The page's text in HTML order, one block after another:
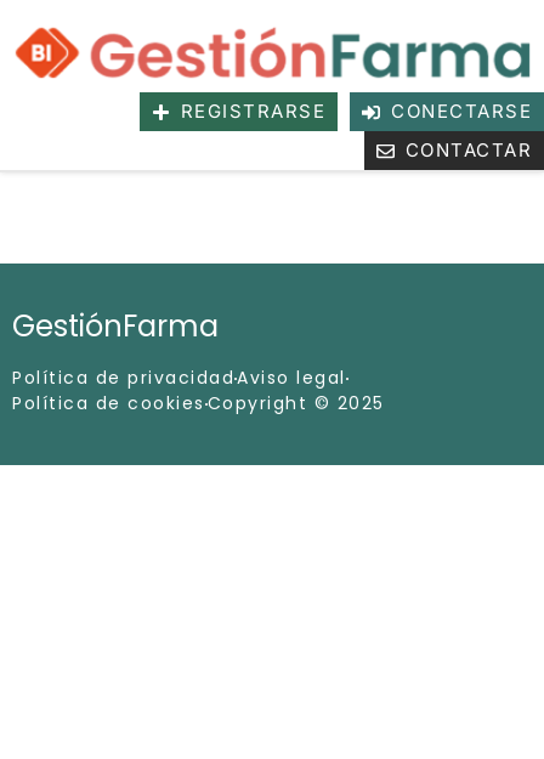
REGISTRARSE
CONECTARSE
CONTACTAR
GestiónFarma
Política de privacidad Aviso legal
Política de cookies Copyright © 2025